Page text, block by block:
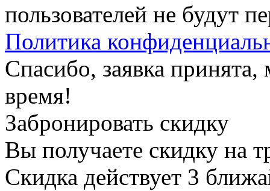
пользователей не будут
Политика
Спасибо, заявка
время!
Забронировать скидку
Вы получаете скидку на
Скидка действует 3